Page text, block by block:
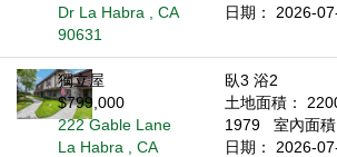
Dr La Habra , CA
90631
日期： 2026-
獨立屋
$799,000
222 Gable Lane
La Habra , CA
臥3 浴2
土地面積：
1979
室內面
日期： 2026-